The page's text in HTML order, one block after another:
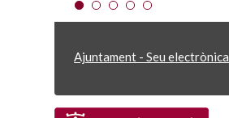
Ajuntament - Seu electrònica